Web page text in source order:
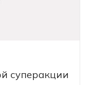
суперакции